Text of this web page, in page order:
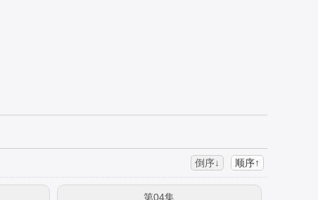
倒序↓ 顺序↑
第04集